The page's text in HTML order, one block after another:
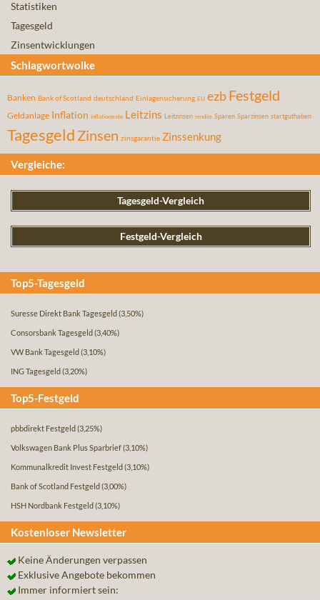
Statistiken
Tagesgeld
Zinsentwicklungen
Schlagwortwolke
Banken Bank of Scotland deutschland Einlagensicherung EU ezbFestgeld
Geldanlage Inflation inflationsrate Leitzins Leitzinsen rendite Sparen Sparzinsen startguthaben
Tagesgeld Zinsen zinsgarantie Zinssenkung
Vergleiche:
Tagesgeld-Vergleich
Festgeld-Vergleich
Top5-Tagesgeld
Suresse Direkt Bank Tagesgeld (3,50%)
Consorsbank Tagesgeld (3,40%)
VW Bank Tagesgeld (3,10%)
ING Tagesgeld (3,20%)
Top5-Festgeld
pbbdirekt Festgeld (3,25%)
Volkswagen Bank Plus Sparbrief(3,10%)
Kommunalkredit Invest Festgeld (3,10%)
Bank of Scotland Festgeld (3,00%)
HSH Nordbank Festgeld (3,10%)
Kostenloser Newsletter
Keine Änderungen verpassen
Exklusive Angebote bekommen
Immer informiert sein: